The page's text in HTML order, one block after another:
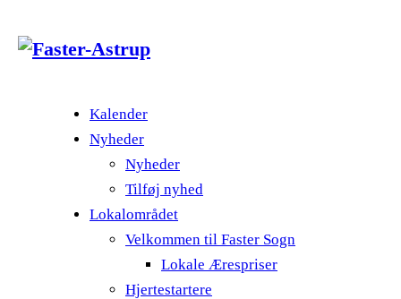
Kalender
Nyheder
Nyheder
Tilføj nyhed
Lokalområdet
Velkommen til Faster Sogn
Lokale Ærespriser
Hjertestartere